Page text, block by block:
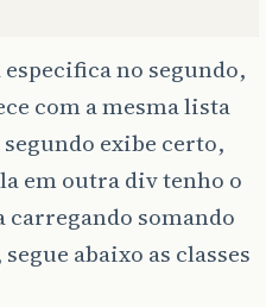
no segundo,
com a mesma lista
exibe certo,
em outra div tenho o
carregando somando
abaixo as classes